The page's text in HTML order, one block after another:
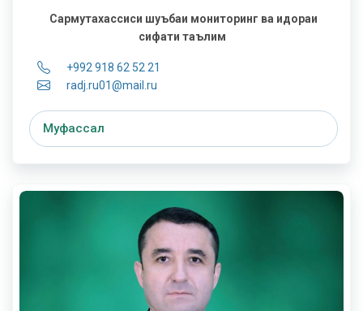
Сармутахассиси шуъбаи мониторинг ва идораи
сифати таълим
+992 918 62 52 21
radj.ru01@mail.ru
Муфассал